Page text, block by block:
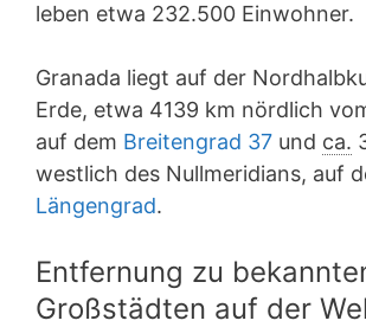
leben etwa 232.500 Einwohner.
Granada liegt auf der
Erde, etwa 4139 km nördlich
auf dem Breitengrad 37 und ca.
westlich des Nullmeridians, auf
Längengrad.
Entfernung zu
Großstädten auf der